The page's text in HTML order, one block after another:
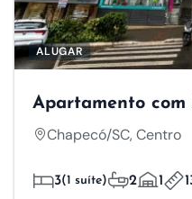
ALUGAR
Apartamento com
Chapecó/SC, Centro
3(1 suíte) 2 1